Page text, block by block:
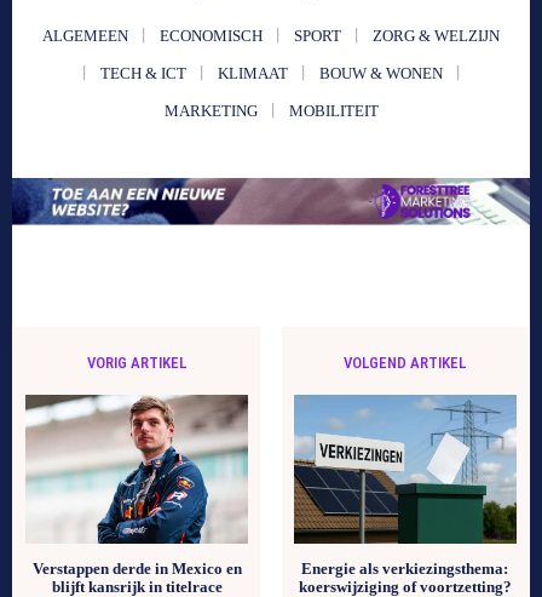
ALGEMEEN ECONOMISCH SPORT ZORG & WELZIJN
TECH & ICT KLIMAAT BOUW & WONEN
MARKETING MOBILITEIT
VORIG ARTIKEL
Verstappen derde in Mexico en
blijft kansrijk in titelrace
VOLGEND ARTIKEL
Energie als verkiezingsthema:
koerswijziging of voortzetting?